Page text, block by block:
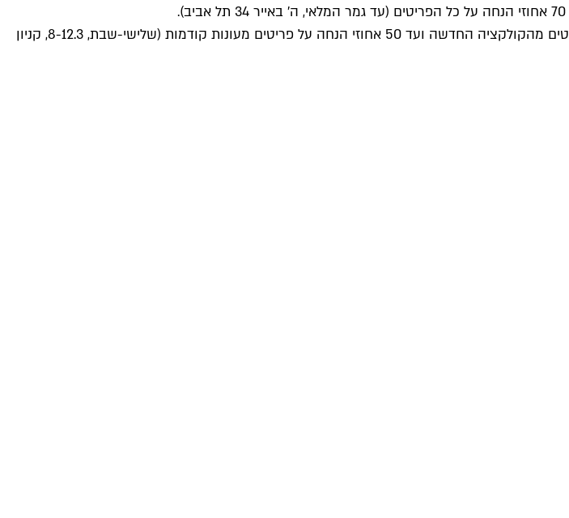
רשת סטורי עורכת מכירת ג'ינסים מיוחדת בסניפים נבחרים, בהם יוענקו 12 אחוזי הנחה על פריטים מהקולקציה החדשה ועד 50 אחוזי הנחה על פריטים מעונות קודמות (שלישי-שבת, 8-12.3, קניון